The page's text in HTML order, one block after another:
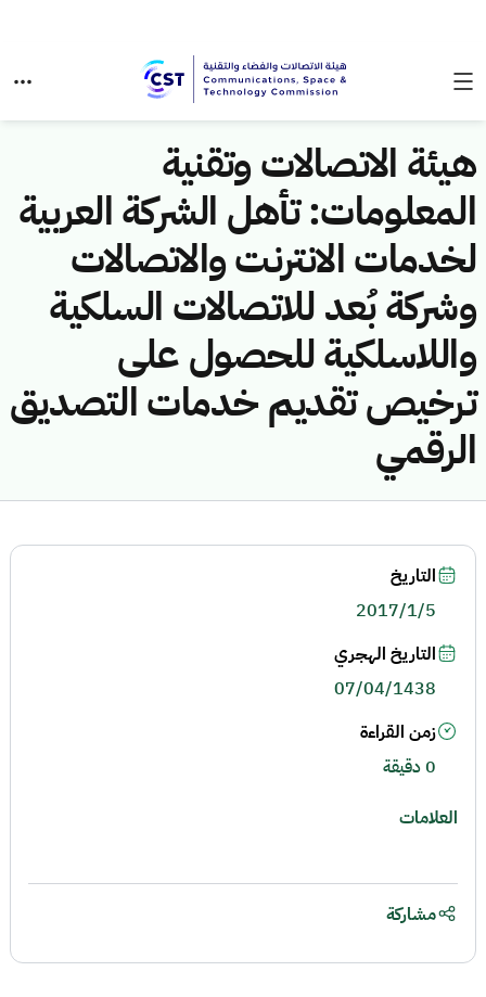
هيئة الاتصالات وتقنية
المعلومات: تأهل الشركة العربية
لخدمات الانترنت والاتصالات
وشركة بُعد للاتصالات السلكية
واللاسلكية للحصول على
ترخيص تقديم خدمات التصديق
الرقمي
التاريخ
2017/1/5
التاريخ الهجري
07/04/1438
زمن القراءة
0 دقيقة
العلامات
مشاركة